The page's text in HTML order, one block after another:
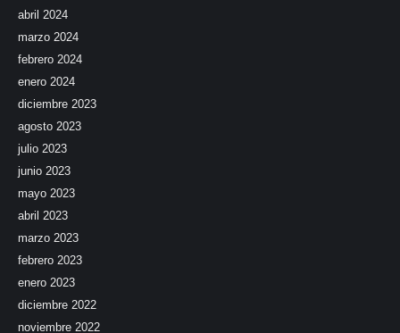
abril 2024
marzo 2024
febrero 2024
enero 2024
diciembre 2023
agosto 2023
julio 2023
junio 2023
mayo 2023
abril 2023
marzo 2023
febrero 2023
enero 2023
diciembre 2022
noviembre 2022